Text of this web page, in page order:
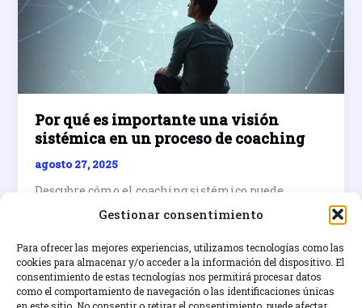
Gestionar consentimiento
Para ofrecer las mejores experiencias, utilizamos tecnologías como las
cookies para almacenar y/o acceder a la información del dispositivo. El
consentimiento de estas tecnologías nos permitirá procesar datos
como el comportamiento de navegación o las identificaciones únicas
Por qué es importante una visión
sistémica en un proceso de coaching
agosto 27, 2025
Descubre cómo el coaching sistémico puede
transformar tu vida considerando las
tomar decisiones informadas y sistémicas hoy.
Por
qué
Leer entrada »